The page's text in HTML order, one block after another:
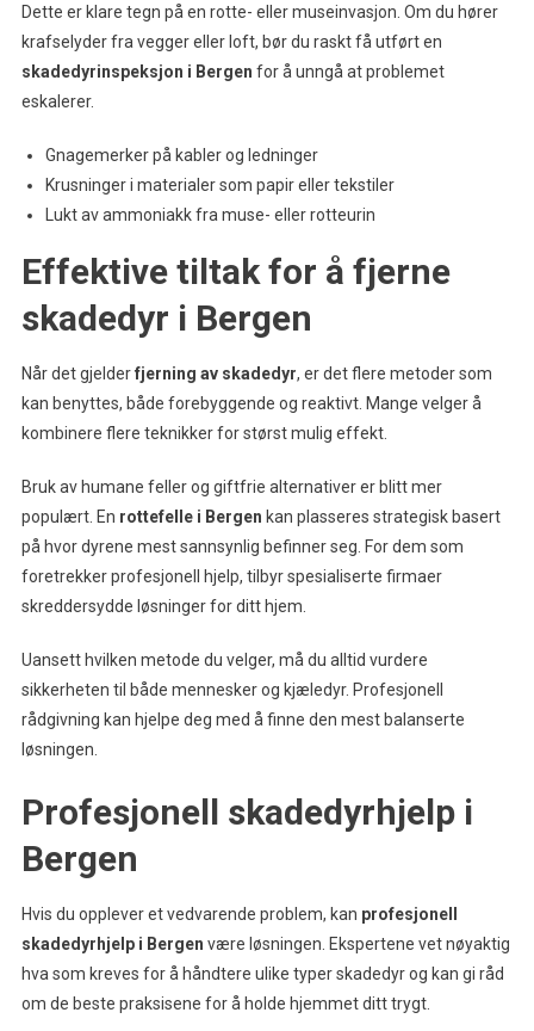
Dette er klare tegn på en rotte- eller museinvasjon. Om du hører
krafselyder fra vegger eller loft, bør du raskt få utført en
skadedyrinspeksjon i Bergen for å unngå at problemet
eskalerer.
Gnagemerker på kabler og ledninger
Krusninger i materialer som papir eller tekstiler
Lukt av ammoniakk fra muse- eller rotteurin
Effektive tiltak for å fjerne
skadedyr i Bergen
Når det gjelderfjerning av skadedyr, er det flere metoder som
kan benyttes, både forebyggende og reaktivt. Mange velger å
kombinere flere teknikker for størst mulig effekt.
Bruk av humane feller og giftfrie alternativer er blitt mer
populært. En rottefelle i Bergen kan plasseres strategisk basert
på hvor dyrene mest sannsynlig befinner seg. For dem som
foretrekker profesjonell hjelp, tilbyr spesialiserte firmaer
skreddersydde løsninger for ditt hjem.
Uansett hvilken metode du velger, må du alltid vurdere
sikkerheten til både mennesker og kjæledyr. Profesjonell
rådgivning kan hjelpe deg med å finne den mest balanserte
løsningen.
Profesjonell skadedyrhjelp i
Bergen
Hvis du opplever et vedvarende problem, kan profesjonell
skadedyrhjelp i Bergen være løsningen. Ekspertene vet nøyaktig
hva som kreves for å håndtere ulike typer skadedyr og kan gi råd
om de beste praksisene for å holde hjemmet ditt trygt.